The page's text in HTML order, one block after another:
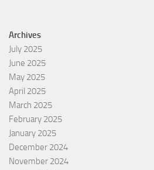
Archives
July 2025
June 2025
May 2025
April 2025
March 2025
February 2025
January 2025
December 2024
November 2024